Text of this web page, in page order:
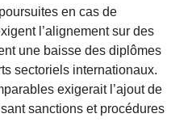
en cas de
l’alignement sur des
une baisse des diplômes
sectoriels internationaux.
exigerait l’ajout de
sanctions et procédures